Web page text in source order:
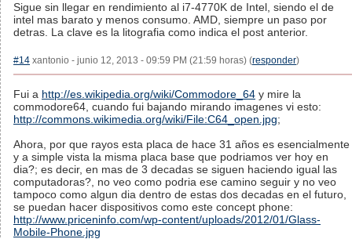
Sigue sin llegar en rendimiento al i7-4770K de Intel, siendo el de
intel mas barato y menos consumo. AMD, siempre un paso por
detras. La clave es la litografia como indica el post anterior.
#14 xantonio - junio 12, 2013 - 09:59 PM (21:59 horas) (responder)
Fui a http://es.wikipedia.org/wiki/Commodore_64 y mire la
commodore64, cuando fui bajando mirando imagenes vi esto:
http://commons.wikimedia.org/wiki/File:C64_open.jpg;
Ahora, por que rayos esta placa de hace 31 años es esencialmente
y a simple vista la misma placa base que podriamos ver hoy en
dia?; es decir, en mas de 3 decadas se siguen haciendo igual las
computadoras?, no veo como podria ese camino seguir y no veo
tampoco como algun dia dentro de estas dos decadas en el futuro,
se puedan hacer dispositivos como este concept phone:
http://www.priceninfo.com/wp-content/uploads/2012/01/Glass-
Mobile-Phone.jpg